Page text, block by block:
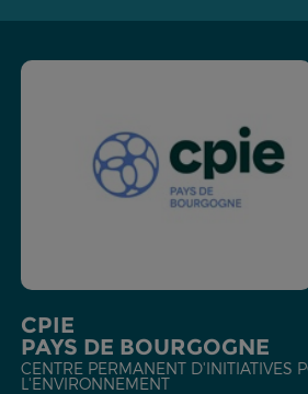
CPIE
PAYS DE BOURGOGNE
CENTRE PERMANENT D'INITIATIVES
L'ENVIRONNEMENT